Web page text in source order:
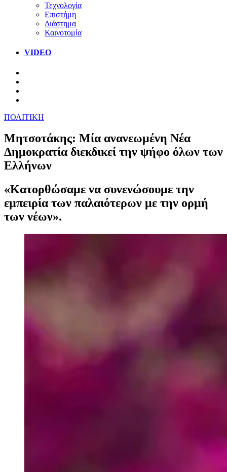
Τεχνολογία
Επιστήμη
Διάστημα
Καινοτομία
VIDEO
ΠΟΛΙΤΙΚΗ
Μητσοτάκης: Μία ανανεωμένη Νέα
Δημοκρατία διεκδικεί την ψήφο όλων των
Ελλήνων
«Κατορθώσαμε να συνενώσουμε την
εμπειρία των παλαιότερων με την ορμή
των νέων».